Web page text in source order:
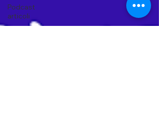
Podcast
articoli